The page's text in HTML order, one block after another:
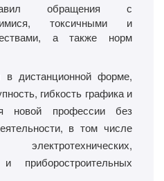
обращения с
токсичными и
а также норм
в дистанционной форме,
гибкость графика и
новой профессии без
в том числе
приборостроительных